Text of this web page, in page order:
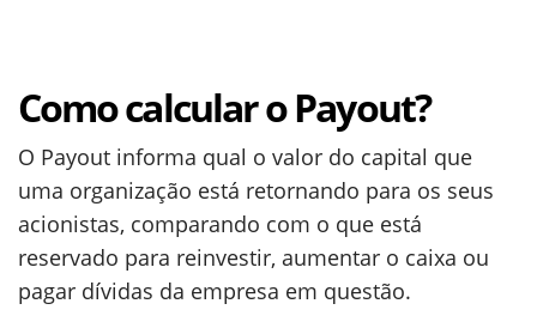
Como calcular o Payout?
O Payout informa qual o valor do capital que
uma organização está retornando para os seus
acionistas, comparando com o que está
reservado para reinvestir, aumentar o caixa ou
pagar dívidas da empresa em questão.